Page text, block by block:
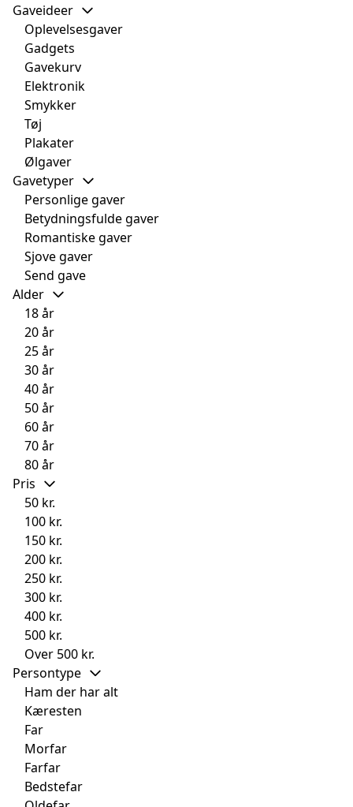
Gaveideer
Oplevelsesgaver
Gadgets
Gavekurv
Elektronik
Smykker
Tøj
Plakater
Ølgaver
Gavetyper
Personlige gaver
Betydningsfulde gaver
Romantiske gaver
Sjove gaver
Send gave
Alder
18 år
20 år
25 år
30 år
40 år
50 år
60 år
70 år
80 år
Pris
50 kr.
100 kr.
150 kr.
200 kr.
250 kr.
300 kr.
400 kr.
500 kr.
Over 500 kr.
Persontype
Ham der har alt
Kæresten
Far
Morfar
Farfar
Bedstefar